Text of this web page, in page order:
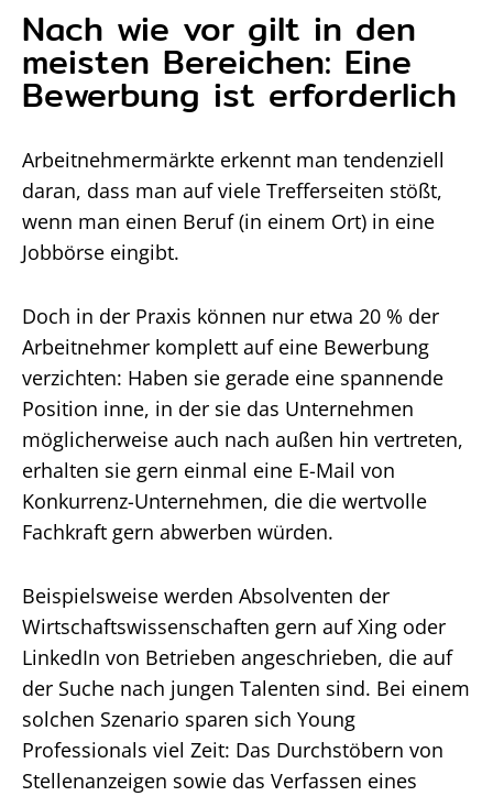
Nach wie vor gilt in den
meisten Bereichen: Eine
Bewerbung ist erforderlich
Arbeitnehmermärkte erkennt man tendenziell
daran, dass man auf viele Trefferseiten stößt,
wenn man einen Beruf (in einem Ort) in eine
Jobbörse eingibt.
Doch in der Praxis können nur etwa 20 % der
Arbeitnehmer komplett auf eine Bewerbung
verzichten: Haben sie gerade eine spannende
Position inne, in der sie das Unternehmen
möglicherweise auch nach außen hin vertreten,
erhalten sie gern einmal eine E-Mail von
Konkurrenz-Unternehmen, die die wertvolle
Fachkraft gern abwerben würden.
Beispielsweise werden Absolventen der
Wirtschaftswissenschaften gern auf Xing oder
LinkedIn von Betrieben angeschrieben, die auf
der Suche nach jungen Talenten sind. Bei einem
solchen Szenario sparen sich Young
Professionals viel Zeit: Das Durchstöbern von
Stellenanzeigen sowie das Verfassen eines